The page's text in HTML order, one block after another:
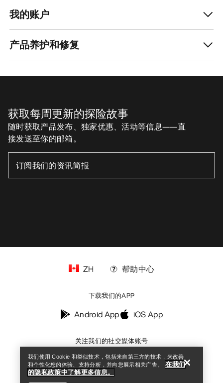
我的账户
产品养护和修复
获取每周更新的探险故事
随时获取产品发布、独家优惠、活动等信息——直
接发送至你的邮箱。
关注我们的社交媒体账号
ZH 帮助中心
下载我们的APP
Android App iOS App
我们使用 Cookie 和类似技术，包括来自第三方的技术，来改善
和个性化您的体验、支持分析，并向您展示相关广告。
在我们
的隐私政策中了解更多信息。